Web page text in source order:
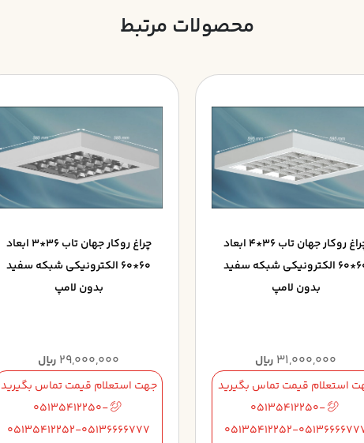
محصولات مرتبط
چراغ روکار جهان تاب 36*4 ابعاد
60*60 الکترونيکي شبکه سفيد
بدون لامپ
31,000,000 ریال
استعلام قیمت تماس بگیرید
05135412250-
05135412252-
چراغ روکار جهان تاب 36*3 ابعاد
60*60 الکترونيکي شبکه سفيد
بدون لامپ
29,000,000 ریال
جهت استعلام قیمت تماس بگیرید
05135412250-
05135412252-05136666777